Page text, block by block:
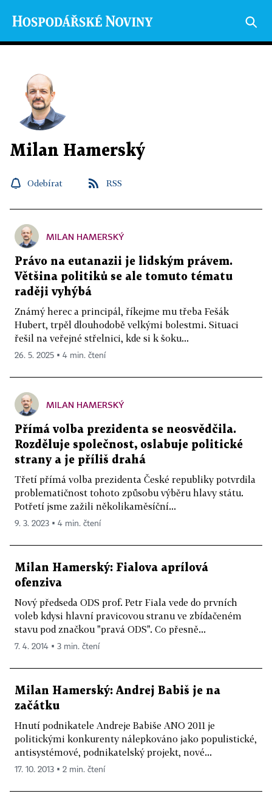
Milan Hamerský
Odebírat RSS
MILAN HAMERSKÝ
Právo na eutanazii je lidským právem.
Většina politiků se ale tomuto tématu
raději vyhýbá
Známý herec a principál, říkejme mu třeba Fešák
Hubert, trpěl dlouhodobě velkými bolestmi. Situaci
řešil na veřejné střelnici, kde si k šoku...
26. 5. 2025 ▪ 4 min. čtení
MILAN HAMERSKÝ
Přímá volba prezidenta se neosvědčila.
Rozděluje společnost, oslabuje politické
strany a je příliš drahá
Třetí přímá volba prezidenta České republiky potvrdila
problematičnost tohoto způsobu výběru hlavy státu.
Potřetí jsme zažili několikaměsíční...
9. 3. 2023 ▪ 4 min. čtení
Milan Hamerský: Fialova aprílová
ofenziva
Nový předseda ODS prof. Petr Fiala vede do prvních
voleb kdysi hlavní pravicovou stranu ve zbídačeném
stavu pod značkou "pravá ODS". Co přesně...
7. 4. 2014 ▪ 3 min. čtení
Milan Hamerský: Andrej Babiš je na
začátku
Hnutí podnikatele Andreje Babiše ANO 2011 je
politickými konkurenty nálepkováno jako populistické,
antisystémové, podnikatelský projekt, nové...
17. 10. 2013 ▪ 2 min. čtení